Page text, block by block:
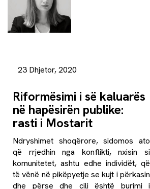
23 Dhjetor, 2020
Riformësimi i së kaluarës
në hapësirën publike:
rasti i Mostarit
Ndryshimet shoqërore, sidomos ato
që rrjedhin nga konflikti, nxisin si
komunitetet, ashtu edhe individët, që
të vënë në pikëpyetje se kujt i përkasin
dhe përse dhe cili është burimi i